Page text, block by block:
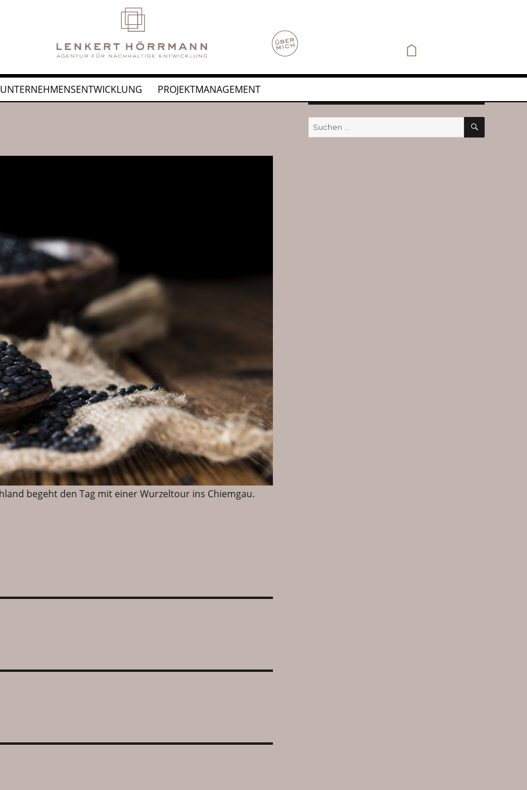
UNTERNEHMENSENTWICKLUNG PROJEKTMANAGEMENT
begeht den Tag mit einer Wurzeltour ins Chiemgau.
Suchen
nach:
SUCHEN